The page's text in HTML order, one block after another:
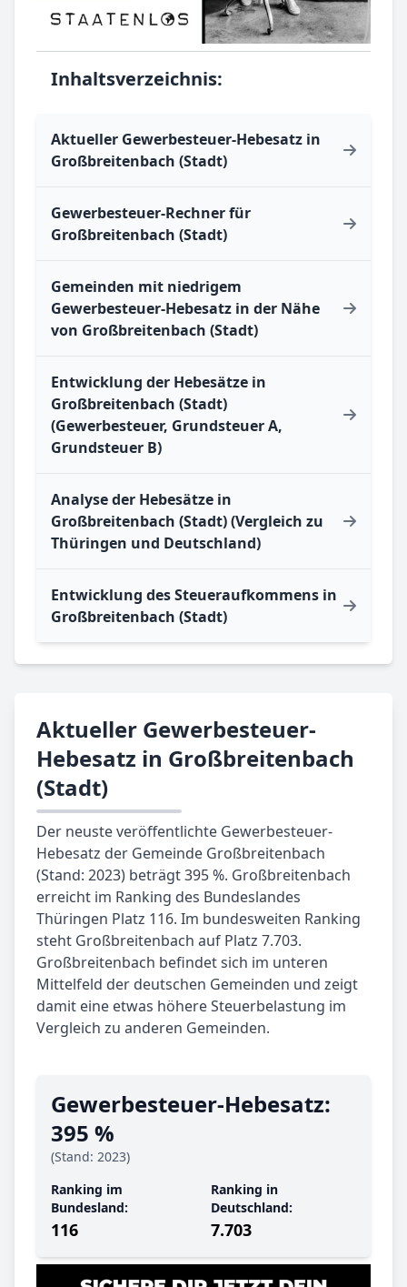
Inhaltsverzeichnis:
Aktueller Gewerbesteuer-Hebesatz in
Großbreitenbach (Stadt)
Gewerbesteuer-Rechner für
Großbreitenbach (Stadt)
Gemeinden mit niedrigem
Gewerbesteuer-Hebesatz in der Nähe
von Großbreitenbach (Stadt)
Entwicklung der Hebesätze in
Großbreitenbach (Stadt)
(Gewerbesteuer, Grundsteuer A,
Grundsteuer B)
Analyse der Hebesätze in
Großbreitenbach (Stadt) (Vergleich zu
Thüringen und Deutschland)
Entwicklung des Steueraufkommens in
Großbreitenbach (Stadt)
Aktueller Gewerbesteuer-
Hebesatz in Großbreitenbach
(Stadt)
Der neuste veröffentlichte Gewerbesteuer-
Hebesatz der Gemeinde Großbreitenbach
(Stand: 2023) beträgt 395 %. Großbreitenbach
erreicht im Ranking des Bundeslandes
Thüringen Platz 116. Im bundesweiten Ranking
steht Großbreitenbach auf Platz 7.703.
Großbreitenbach befindet sich im unteren
Mittelfeld der deutschen Gemeinden und zeigt
damit eine etwas höhere Steuerbelastung im
Vergleich zu anderen Gemeinden.
Gewerbe­steuer-Hebe­satz:
395 %
(Stand: 2023)
Ranking im
Bundesland:
116
Ranking in
Deutschland:
7.703